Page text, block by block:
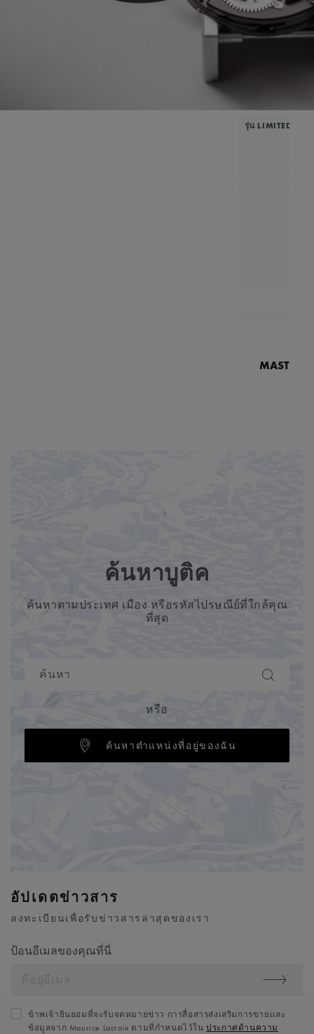
รุ่น LIMITED
ค้นหาบูติค
ค้นหาตามประเทศ เมือง หรือรหัสไปรษณีย์ที่ใกล้คุณ
ที่สุด
หรือ
ค้นหาตำแหน่งที่อยู่ของฉัน
อัปเดตข่าวสาร
ลงทะเบียนเพื่อรับข่าวสารล่าสุดของเรา
ป้อนอีเมลของคุณที่นี่
ข้าพเจ้ายินยอมที่จะรับจดหมายข่าว การสื่อสารส่งเสริมการขายและ
ข้อมูลจาก Maurice Lacroix ตามที่กำหนดไว้ในประกาศด้านความ